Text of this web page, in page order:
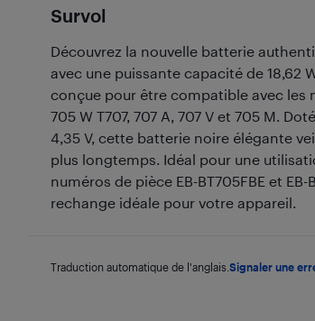
Survol
Découvrez la nouvelle batterie
avec une puissante capacité de 18,62
conçue pour être compatible avec les
705 W T707, 707 A, 707 V et 705 M.
4,35 V, cette batterie noire élégante
plus longtemps. Idéal pour une
numéros de pièce EB-BT705FBE et
rechange idéale pour votre appareil.
Traduction automatique de l'anglais. Signaler une